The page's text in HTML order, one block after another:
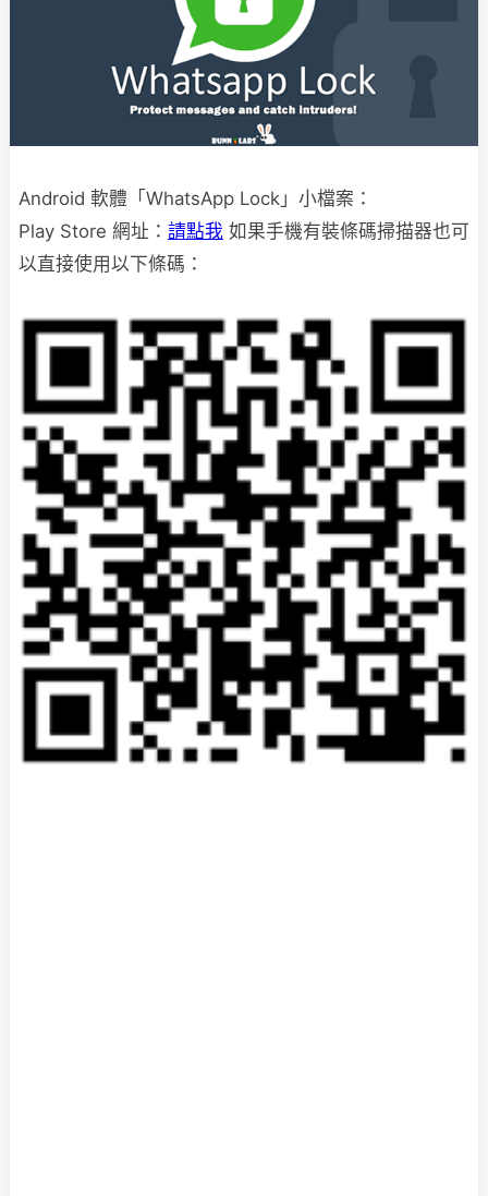
Android 軟體「WhatsApp Lock」小檔案：
Play Store 網址： 請點我 如果手機有裝條碼掃描器也可
以直接使用以下條碼：